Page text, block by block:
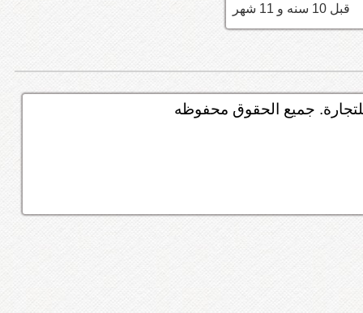
قبل 10 سنه و 11 شهر
جميع الحقوق محفوظه